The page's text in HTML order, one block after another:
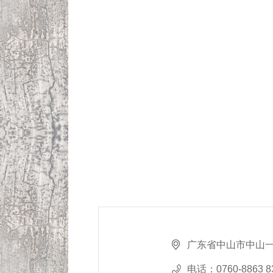
广东省中山市中山
电话： 0760-8863